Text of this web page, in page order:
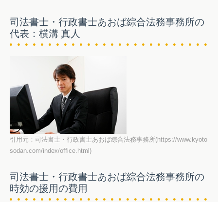
司法書士・行政書士あおば綜合法務事務所の
代表：横溝 真人
引用元：司法書士・行政書士あおば綜合法務事務所(https://www.kyoto
sodan.com/index/office.html)
司法書士・行政書士あおば綜合法務事務所の
時効の援用の費用